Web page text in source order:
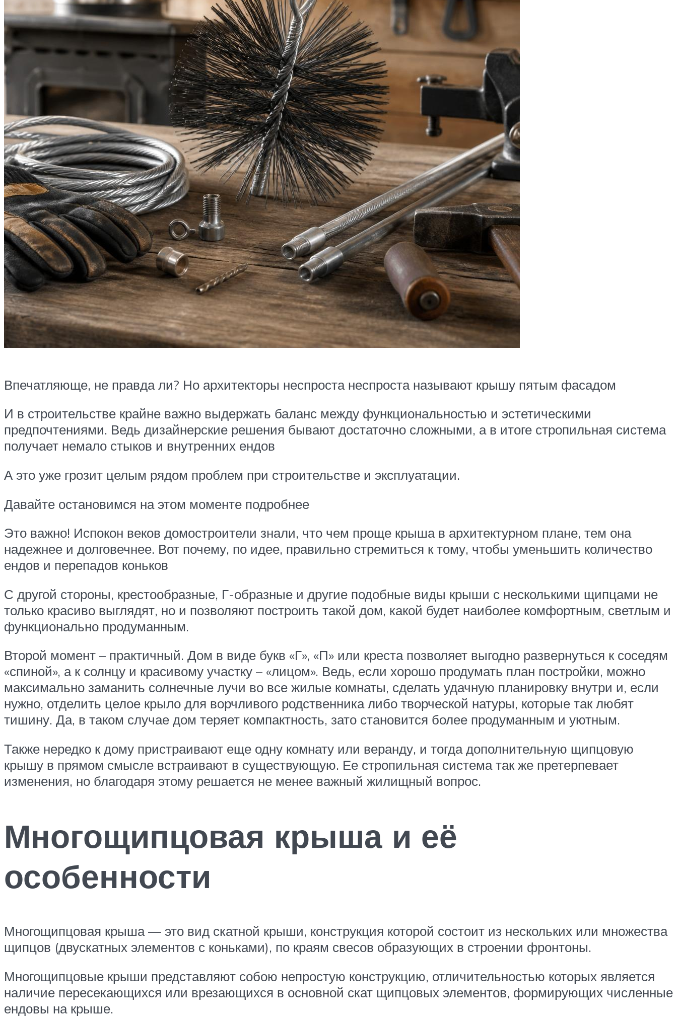
Впечатляюще, не правда ли? Но архитекторы неспроста неспроста называют крышу пятым фасадом
И в строительстве крайне важно выдержать баланс между функциональностью и эстетическими
предпочтениями. Ведь дизайнерские решения бывают достаточно сложными, а в итоге стропильная система
получает немало стыков и внутренних ендов
А это уже грозит целым рядом проблем при строительстве и эксплуатации.
Давайте остановимся на этом моменте подробнее
Это важно! Испокон веков домостроители знали, что чем проще крыша в архитектурном плане, тем она
надежнее и долговечнее. Вот почему, по идее, правильно стремиться к тому, чтобы уменьшить количество
ендов и перепадов коньков
С другой стороны, крестообразные, Г-образные и другие подобные виды крыши с несколькими щипцами не
только красиво выглядят, но и позволяют построить такой дом, какой будет наиболее комфортным, светлым и
функционально продуманным.
Второй момент – практичный. Дом в виде букв «Г», «П» или креста позволяет выгодно развернуться к соседям
«спиной», а к солнцу и красивому участку – «лицом». Ведь, если хорошо продумать план постройки, можно
максимально заманить солнечные лучи во все жилые комнаты, сделать удачную планировку внутри и, если
нужно, отделить целое крыло для ворчливого родственника либо творческой натуры, которые так любят
тишину. Да, в таком случае дом теряет компактность, зато становится более продуманным и уютным.
Также нередко к дому пристраивают еще одну комнату или веранду, и тогда дополнительную щипцовую
крышу в прямом смысле встраивают в существующую. Ее стропильная система так же претерпевает
изменения, но благодаря этому решается не менее важный жилищный вопрос.
Многощипцовая крыша и её
особенности
Многощипцовая крыша — это вид скатной крыши, конструкция которой состоит из нескольких или множества
щипцов (двускатных элементов с коньками), по краям свесов образующих в строении фронтоны.
Многощипцовые крыши представляют собою непростую конструкцию, отличительностью которых является
наличие пересекающихся или врезающихся в основной скат щипцовых элементов, формирующих численные
ендовы на крыше.